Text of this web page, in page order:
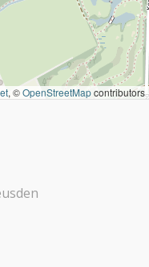
, ©OpenStreetMapcontributors